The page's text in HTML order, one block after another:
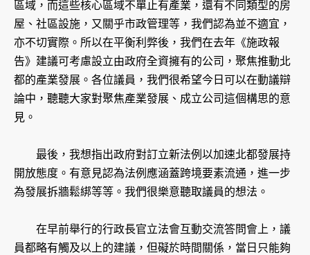
區域，而這些核心區域不單止有產業，還有不同類型的房
屋、社區設施，又關乎市政管理等，我們認為並不適宜，
亦不切實際。所以在平衡利弊後，我們在去年《施政報
告》建議可考慮設立由政府全資擁有的公司，聚焦推動北
都的產業發展。各位議員，我們很希望今日可以在動議辯
論中，聽聽大家對聚焦產業發展、成立公司這個構思的意
見。
最後，我想指出政府對訂立新法例以加速北都發展持
開放態度。有意見認為法例應涵蓋跨境要素流通，進一步
為發展拆牆鬆綁等等。我們很樂意聽取議員的想法。
在早前舉行的行政長官立法會互動交流答問會上，議
員都略有觸及以上的建議，但礙於時間關係，當日只能夠